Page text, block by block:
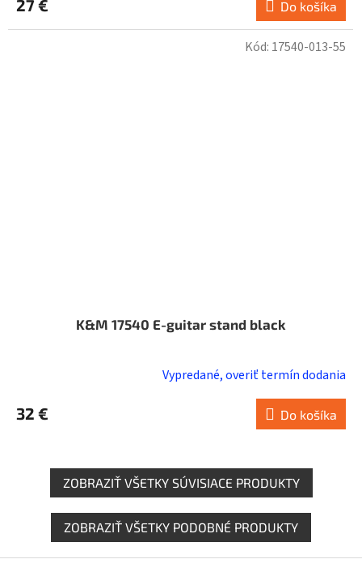
27 € Do košíka
K&M 17540 E-guitar stand black
Vypredané, overiť termín dodania
32 € Do košíka
Kód: 17540-013-55
ZOBRAZIŤ VŠETKY SÚVISIACE PRODUKTY
ZOBRAZIŤ VŠETKY PODOBNÉ PRODUKTY